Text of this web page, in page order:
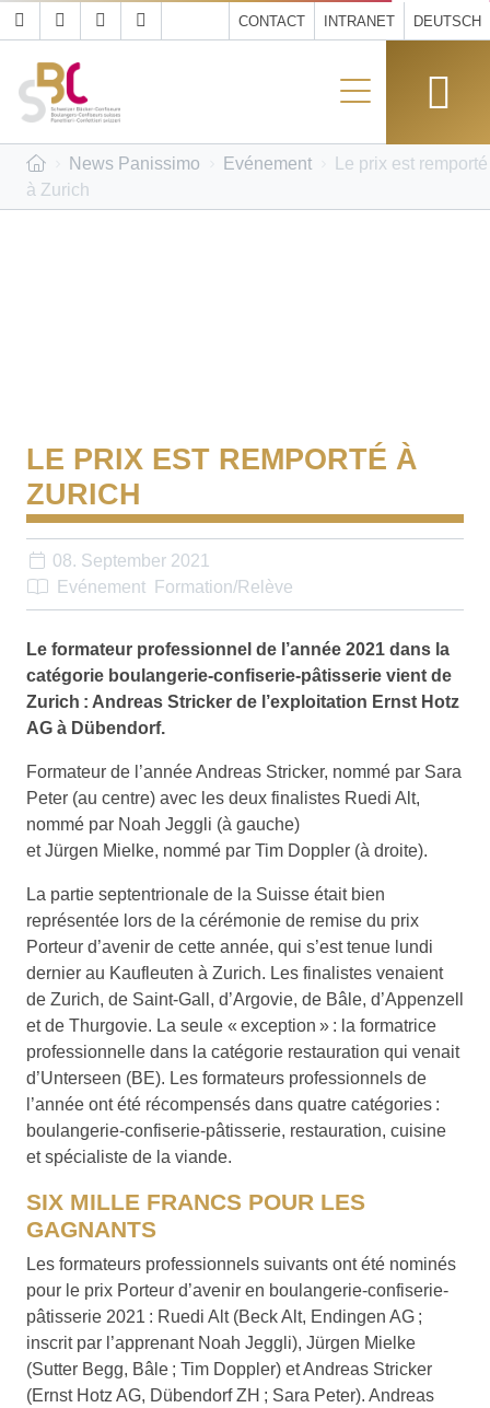
CONTACT INTRANET DEUTSCH
News Panissimo Evénement
Le prix est remporté
à Zurich
LE PRIX EST REMPORTÉ À
ZURICH
08. September 2021
Evénement
Formation/Relève
Le formateur professionnel de l’année 2021 dans la
catégorie boulangerie-confiserie-pâtisserie vient de
Zurich : Andreas Stricker de l’exploitation Ernst Hotz
AG à Dübendorf.
Formateur de l’année Andreas Stricker, nommé par Sara
Peter (au centre) avec les deux finalistes Ruedi Alt,
nommé par Noah Jeggli (à gauche)
et Jürgen Mielke, nommé par Tim Doppler (à droite).
La partie septentrionale de la Suisse était bien
représentée lors de la cérémonie de remise du prix
Porteur d’avenir de cette année, qui s’est tenue lundi
dernier au Kaufleuten à Zurich. Les finalistes venaient
de Zurich, de Saint-Gall, d’Argovie, de Bâle, d’Appenzell
et de Thurgovie. La seule « exception » : la formatrice
professionnelle dans la catégorie restauration qui venait
d’Unterseen (BE). Les formateurs professionnels de
l’année ont été récompensés dans quatre catégories :
boulangerie-confiserie-pâtisserie, restauration, cuisine
et spécialiste de la viande.
SIX MILLE FRANCS POUR LES
GAGNANTS
Les formateurs professionnels suivants ont été nominés
pour le prix Porteur d’avenir en boulangerie-confiserie-
pâtisserie 2021 : Ruedi Alt (Beck Alt, Endingen AG ;
inscrit par l’apprenant Noah Jeggli), Jürgen Mielke
(Sutter Begg, Bâle ; Tim Doppler) et Andreas Stricker
(Ernst Hotz AG, Dübendorf ZH ; Sara Peter). Andreas